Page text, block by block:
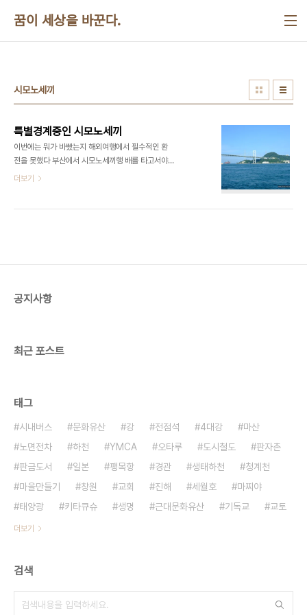
꿈이 세상을 바꾼다.
시모노세끼
특별경계중인 시모노세끼
이번에는 뭐가 바빴는지 해외여행에서 필수적인 환
전을 못했다 부산에서 시모노세끼행 배를 타고서야
일본돈이 한푼도 없음을 비로소 알았으니 어지간히
와 고추장이 최고 인기였다. 나는 306호실에서 배
더보기
공지사항
최근 포스트
태그
시내버스 문화유산 강 전점석 4대강
마산
노면전차
하천 YMCA 오타루 도시철도
판자촌
판금도서
일본 팽목항 경관 생태하천
청계천
마을만들기
창원 교회 진해 세월호
마찌야
태양광
키타큐슈 생명 근대문화유산 기독교 교토
더보기
검색